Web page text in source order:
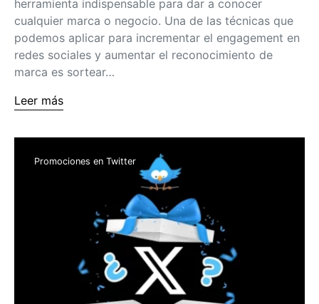
herramienta indispensable para dar a conocer
cualquier marca o negocio. Una de las técnicas que
podemos aplicar para incrementar el engagement en
redes sociales y aumentar el reconocimiento de
marca es sortear…
Leer más
Promociones en Twitter